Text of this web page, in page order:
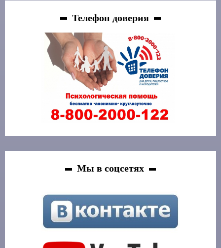
Телефон доверия
Мы в соцсетях